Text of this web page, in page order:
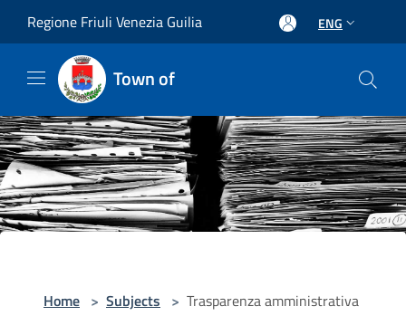
Regione Friuli Venezia Guilia ENG
Town of
Home > Subjects > Trasparenza amministrativa